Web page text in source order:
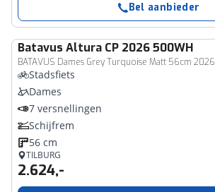
Bel aanbieder
Batavus Altura CP 2026 500WH
BATAVUS Dames Grey Turquoise Matt 56cm 2026
Stadsfiets
Dames
7 versnellingen
Schijfrem
56 cm
TILBURG
2.624,-